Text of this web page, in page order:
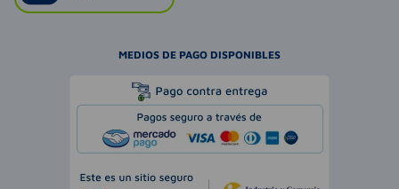
MEDIOS DE PAGO DISPONIBLES